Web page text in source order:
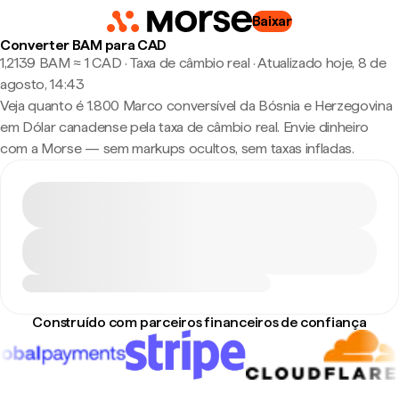
Baixar
Converter BAM para CAD
1,2139 BAM ≈ 1 CAD · Taxa de câmbio real ·Atualizado hoje, 8 de
agosto, 14:43
Veja quanto é 1.800 Marco conversível da Bósnia e Herzegovina
em Dólar canadense pela taxa de câmbio real. Envie dinheiro
com a Morse — sem markups ocultos, sem taxas infladas.
Construído com parceiros financeiros de confiança